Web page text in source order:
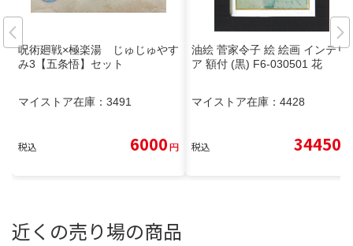
呪術廻戦×極楽湯 じゅじゅやす
み3【五条悟】セット
マイストア在庫： 3491
税込 6000円
油絵 菅家令子 絵 絵画 インテリ
ア 額付 (黒) F6-030501 花
マイストア在庫： 4428
税込 34450
近くの売り場の商品